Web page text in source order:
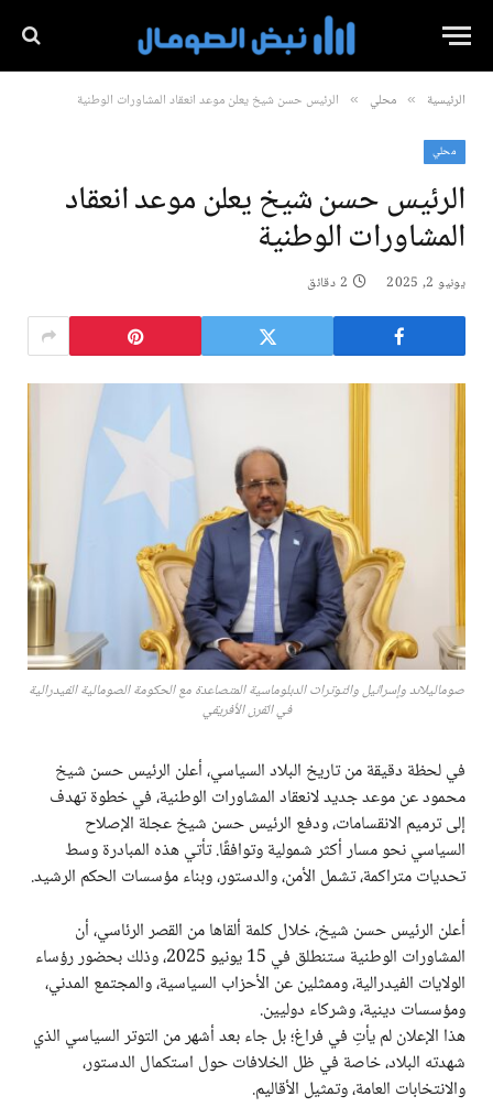
الرئيسية » محلي » الرئيس حسن شيخ يعلن موعد انعقاد المشاورات الوطنية
محلي
الرئيس حسن شيخ يعلن موعد انعقاد
المشاورات الوطنية
يونيو 2, 2025 2 دقائق
صوماليلاند وإسرائيل والتوترات الدبلوماسية المتصاعدة مع الحكومة الصومالية الفيدرالية
في القرن الأفريقي
في لحظة دقيقة من تاريخ البلاد السياسي، أعلن الرئيس حسن شيخ
محمود عن موعد جديد لانعقاد المشاورات الوطنية، في خطوة تهدف
إلى ترميم الانقسامات، ودفع الرئيس حسن شيخ عجلة الإصلاح
السياسي نحو مسار أكثر شمولية وتوافقًا. تأتي هذه المبادرة وسط
تحديات متراكمة، تشمل الأمن، والدستور، وبناء مؤسسات الحكم الرشيد.
أعلن الرئيس حسن شيخ، خلال كلمة ألقاها من القصر الرئاسي، أن
المشاورات الوطنية ستنطلق في 15 يونيو 2025، وذلك بحضور رؤساء
الولايات الفيدرالية، وممثلين عن الأحزاب السياسية، والمجتمع المدني،
ومؤسسات دينية، وشركاء دوليين.
هذا الإعلان لم يأتِ في فراغ؛ بل جاء بعد أشهر من التوتر السياسي الذي
شهدته البلاد، خاصة في ظل الخلافات حول استكمال الدستور،
والانتخابات العامة، وتمثيل الأقاليم.